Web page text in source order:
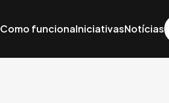
Como funcionaIniciativasNotícias